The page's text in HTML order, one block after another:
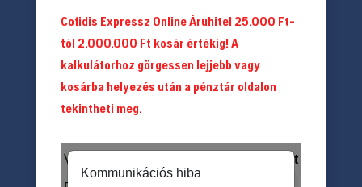
Cofidis Expressz Online Áruhitel 25.000 Ft-
tól 2.000.000 Ft kosár értékig! A
kalkulátorhoz görgessen lejjebb vagy
kosárba helyezés után a pénztár oldalon
tekintheti meg.